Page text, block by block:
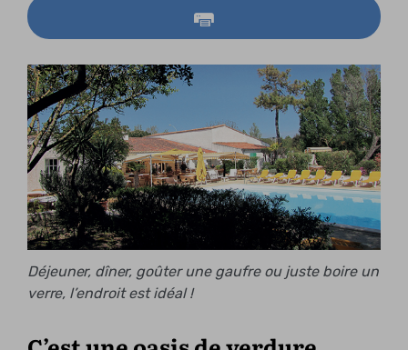
Déjeuner, dîner, goûter une gaufre ou juste boire un
verre, l’endroit est idéal !